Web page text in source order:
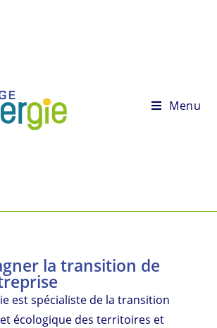
Menu
la transition de
est spécialiste de la transition
écologique des territoires et